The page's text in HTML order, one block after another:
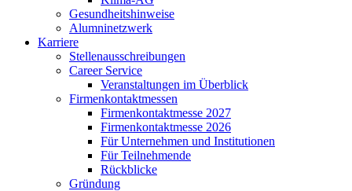
Gesundheitshinweise
Alumninetzwerk
Karriere
Stellenausschreibungen
Career Service
Veranstaltungen im Überblick
Firmenkontaktmessen
Firmenkontaktmesse 2027
Firmenkontaktmesse 2026
Für Unternehmen und Institutionen
Für Teilnehmende
Rückblicke
Gründung